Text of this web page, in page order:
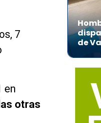
7
en
las otras
de